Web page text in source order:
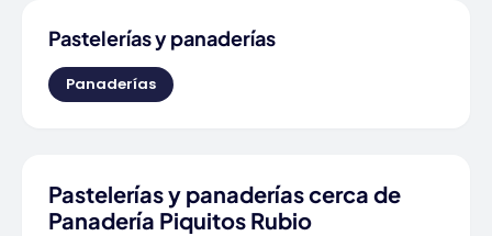
Pastelerías y panaderías
Panaderías
Pastelerías y panaderías cerca de
Panadería Piquitos Rubio